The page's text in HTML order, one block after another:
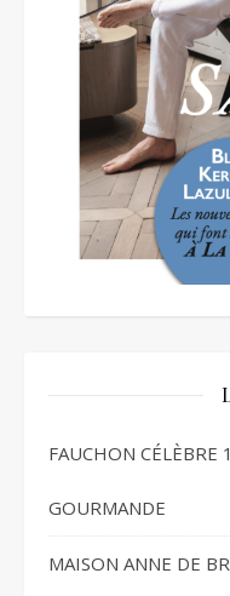
FAUCHON CÉLÈBRE
GOURMANDE
MAISON ANNE DE